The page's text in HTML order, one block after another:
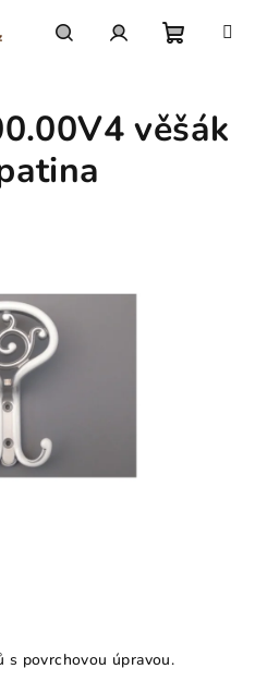
košík
s povrchovou úpravou.
věšák